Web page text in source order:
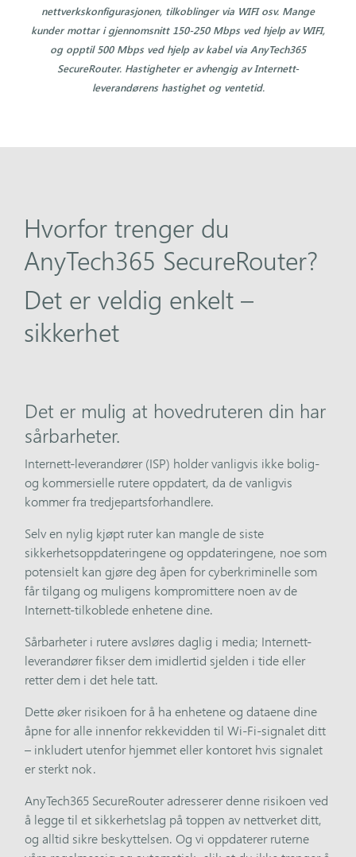
nettverkskonfigurasjonen, tilkoblinger via WIFI osv. Mange
kunder mottar i gjennomsnitt 150-250 Mbps ved hjelp av WIFI,
og opptil 500 Mbps ved hjelp av kabel via AnyTech365
SecureRouter. Hastigheter er avhengig av Internett-
leverandørens hastighet og ventetid.
Hvorfor trenger du
AnyTech365 SecureRouter?
Det er veldig enkelt –
sikkerhet
Det er mulig at hovedruteren din har
sårbarheter.
Internett-leverandører (ISP) holder vanligvis ikke bolig-
og kommersielle rutere oppdatert, da de vanligvis
kommer fra tredjepartsforhandlere.
Selv en nylig kjøpt ruter kan mangle de siste
sikkerhetsoppdateringene og oppdateringene, noe som
potensielt kan gjøre deg åpen for cyberkriminelle som
får tilgang og muligens kompromittere noen av de
Internett-tilkoblede enhetene dine.
Sårbarheter i rutere avsløres daglig i media; Internett-
leverandører fikser dem imidlertid sjelden i tide eller
retter dem i det hele tatt.
Dette øker risikoen for å ha enhetene og dataene dine
åpne for alle innenfor rekkevidden til Wi-Fi-signalet ditt
– inkludert utenfor hjemmet eller kontoret hvis signalet
er sterkt nok.
AnyTech365 SecureRouter adresserer denne risikoen ved
å legge til et sikkerhetslag på toppen av nettverket ditt,
og alltid sikre beskyttelsen. Og vi oppdaterer ruterne